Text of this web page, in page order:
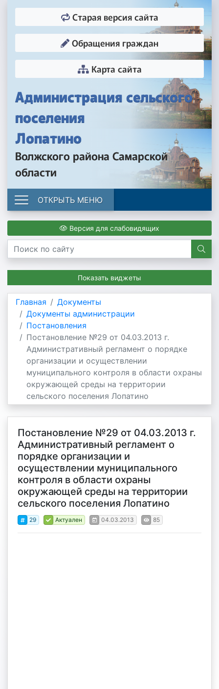
Администрация сельского
поселения
Лопатино
Волжского района Самарской
области
Старая версия сайта
Обращения граждан
Карта сайта
ОТКРЫТЬ МЕНЮ
Версия для слабовидящих
Показать виджеты
Главная
Документы
Документы администрации
Постановления
Постановление №29 от 04.03.2013 г.
Административный регламент о порядке
организации и осуществлении
муниципального контроля в области охраны
окружающей среды на территории
сельского поселения Лопатино
Постановление №29 от 04.03.2013 г.
Административный регламент о
порядке организации и
осуществлении муниципального
контроля в области охраны
окружающей среды на территории
сельского поселения Лопатино
29 Актуален 04.03.2013 85